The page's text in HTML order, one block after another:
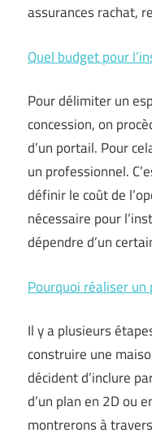
assurances rachat,
Quel budget pour
Pour délimiter un
concession, on
d’un portail. Pour
un professionnel.
définir le coût de
nécessaire pour
dépendre d’un
Pourquoi réaliser un
Il y a plusieurs
construire une
décident d’inclure
d’un plan en 2D ou
montrerons à